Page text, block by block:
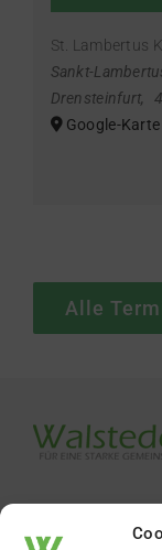
St. Lambertus
Sankt-
Drensteinfurt,
Google-
Alle